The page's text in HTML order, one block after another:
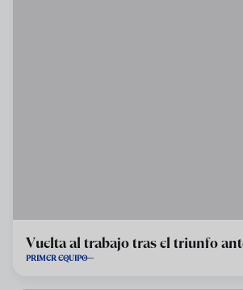
Vuelta al trabajo tras el triunfo
PRIMER EQUIPO